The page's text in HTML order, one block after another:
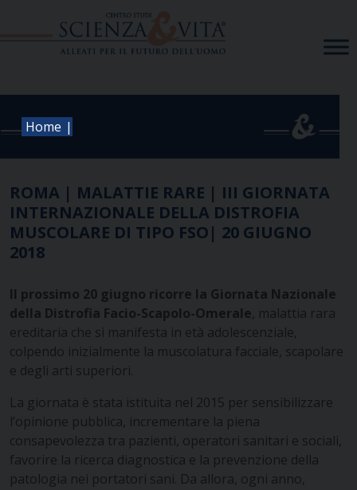
Home |
ROMA | MALATTIE RARE | III GIORNATA
INTERNAZIONALE DELLA DISTROFIA
MUSCOLARE DI TIPO FSO| 20 GIUGNO
2018
Il prossimo 20 giugno ricorre la Giornata Nazionale
della Distrofia Facio-Scapolo-Omerale , malattia rara
ereditaria che si manifesta in età adolescenziale,
colpendo inizialmente la muscolatura facciale, scapolare
e degli arti superiori.
La giornata è stata istituita nel 2015 per sensibilizzare
l’opinione pubblica, incrementare la piena
consapevolezza tra pazienti, operatori sanitari e sociali,
favorire la ricerca diagnostica e la prevenzione della
patologia nei portatori sani. Da allora, ogni anno,